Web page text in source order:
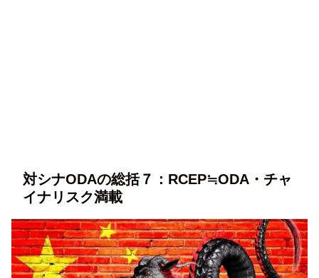
対シナODAの総括７：RCEP≒ODA・チャ
イナリスク満載